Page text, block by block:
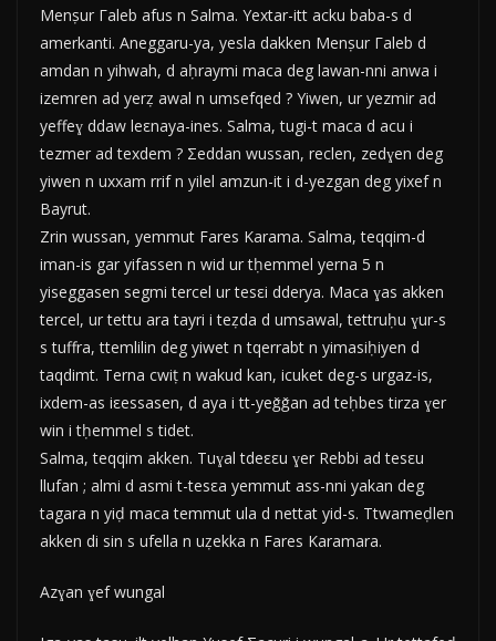
Menṣur Γaleb afus n Salma. Yextar-itt acku baba-s d
amerkanti. Aneggaru-ya, yesla dakken Menṣur Γaleb d
amdan n yihwah, d aḥraymi maca deg lawan-nni anwa i
izemren ad yerẓ awal n umsefqed ? Yiwen, ur yezmir ad
yeffeɣ ddaw leεnaya-ines. Salma, tugi-t maca d acu i
tezmer ad texdem ? Σeddan wussan, reclen, zedɣen deg
yiwen n uxxam rrif n yilel amzun-it i d-yezgan deg yixef n
Bayrut.
Zrin wussan, yemmut Fares Karama. Salma, teqqim-d
iman-is gar yifassen n wid ur tḥemmel yerna 5 n
yiseggasen segmi tercel ur tesεi dderya. Maca ɣas akken
tercel, ur tettu ara tayri i teẓda d umsawal, tettruḥu ɣur-s
s tuffra, ttemlilin deg yiwet n tqerrabt n yimasiḥiyen d
taqdimt. Terna cwiṭ n wakud kan, icuket deg-s urgaz-is,
ixdem-as iεessasen, d aya i tt-yeǧǧan ad teḥbes tirza ɣer
win i tḥemmel s tidet.
Salma, teqqim akken. Tuɣal tdeεεu ɣer Rebbi ad tesεu
llufan ; almi d asmi t-tesεa yemmut ass-nni yakan deg
tagara n yiḍ maca temmut ula d nettat yid-s. Ttwameḍlen
akken di sin s ufella n uẓekka n Fares Karamara.
Azɣan ɣef wungal